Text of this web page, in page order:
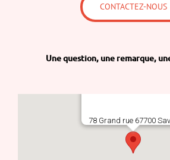
CONTACTEZ-NOUS
Une question, une remarque,
78 Grand rue 67700